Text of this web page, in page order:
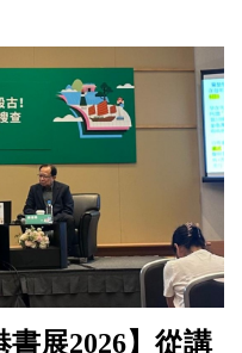
展2026】從講